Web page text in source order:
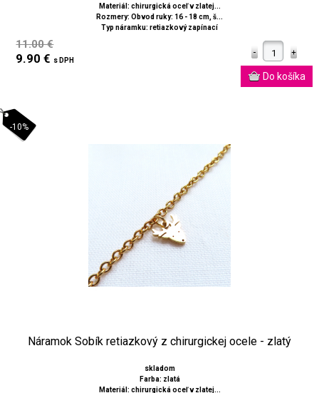
Materiál: chirurgická oceľ v zlatej...
Rozmery: Obvod ruky: 16 - 18 cm, š...
Typ náramku: retiazkový zapínací
11.00 €
9.90 € s DPH
-10%
Náramok Sobík retiazkový z chirurgickej ocele - zlatý
skladom
Farba: zlatá
Materiál: chirurgická oceľ v zlatej...